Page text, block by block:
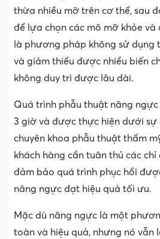
thừa nhiều mỡ trên cơ thể, sau
để lựa chọn các mô mỡ khỏe và
là phương pháp không sử dụng
và giảm thiểu được nhiều biến
không duy trì được lâu dài.
Quá trình phẫu thuật nâng
3 giờ và được thực hiện dưới sự
chuyên khoa phẫu thuật thẩm
khách hàng cần tuân thủ các
đảm bảo quá trình phục hồi
nâng ngực đạt hiệu quả tối ưu.
Mặc dù nâng ngực là một
toàn và hiệu quả, nhưng nó vẫn